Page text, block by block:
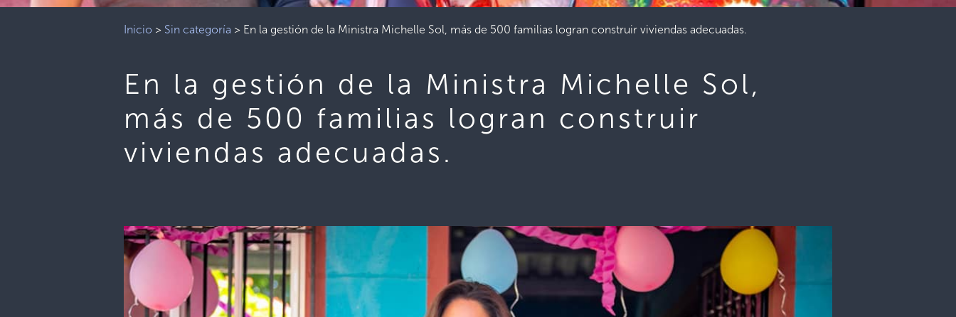
Inicio > Sin categoría > En la gestión de la Ministra Michelle Sol, más de 500 familias logran construir viviendas adecuadas.
En la gestión de la Ministra Michelle Sol,
más de 500 familias logran construir
viviendas adecuadas.